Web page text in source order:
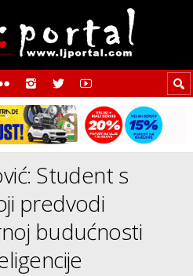
Student s
predvodi
budućnosti